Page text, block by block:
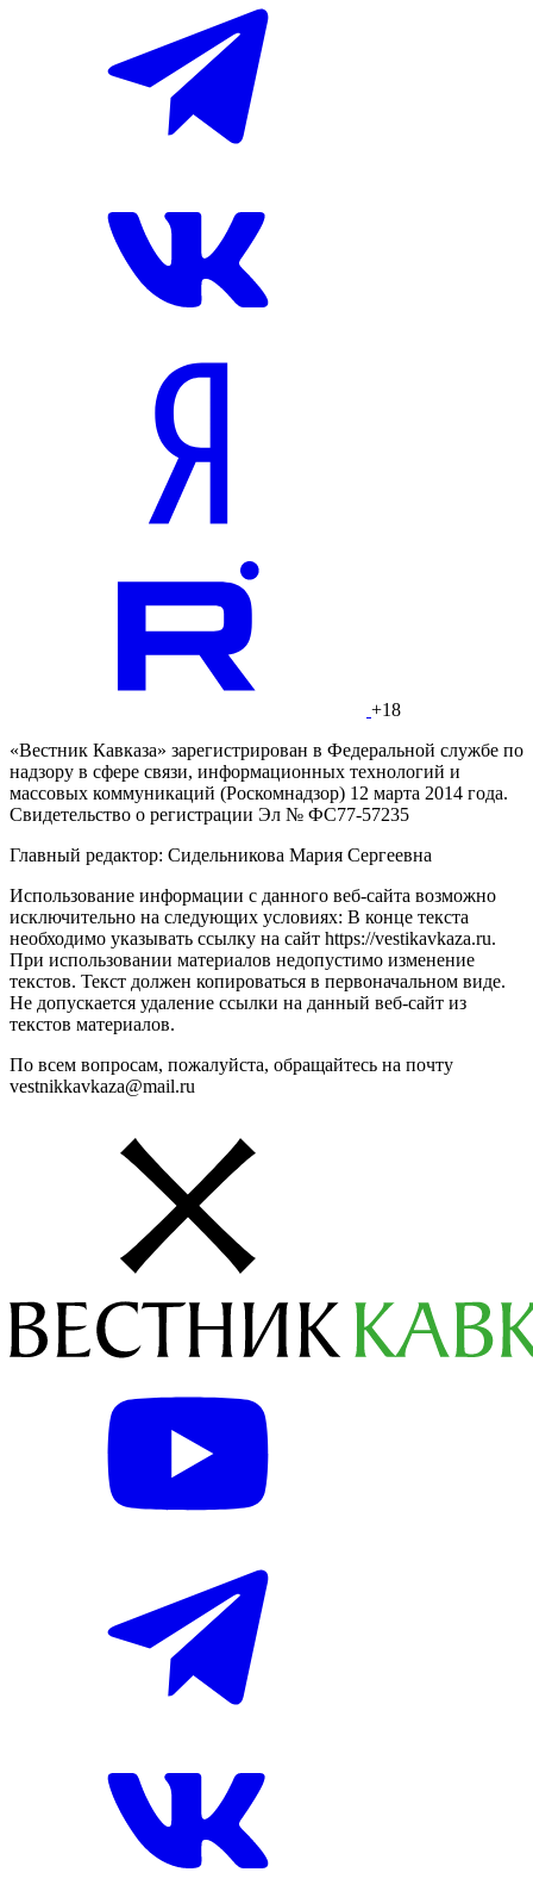
+18
«Вестник Кавказа» зарегистрирован в Федеральной службе по
надзору в сфере связи, информационных технологий и
массовых коммуникаций (Роскомнадзор) 12 марта 2014 года.
Свидетельство о регистрации Эл № ФС77-57235
Главный редактор: Сидельникова Мария Сергеевна
Использование информации с данного веб-сайта возможно
исключительно на следующих условиях: В конце текста
необходимо указывать ссылку на сайт https://vestikavkaza.ru.
При использовании материалов недопустимо изменение
текстов. Текст должен копироваться в первоначальном виде.
Не допускается удаление ссылки на данный веб-сайт из
текстов материалов.
По всем вопросам, пожалуйста, обращайтесь на почту
vestnikkavkaza@mail.ru